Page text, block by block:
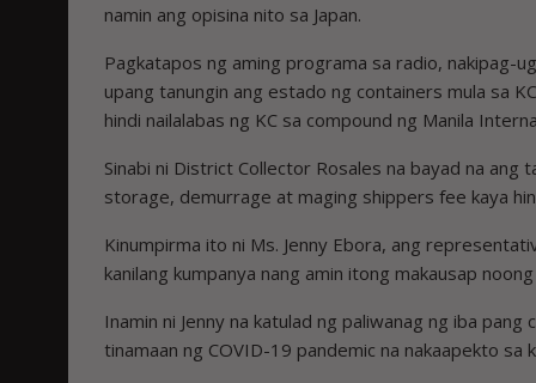
namin ang opisina nito sa Japan.
Pagkatapos ng aming programa sa radio, nakipag-
upang tanungin ang estado ng containers mula sa
hindi nailalabas ng KC sa compound ng Manila
Sinabi ni District Collector Rosales na bayad na
storage, demurrage at maging shippers fee kaya
Kinumpirma ito ni Ms. Jenny Ebora, ang
kanilang ­kumpanya nang amin itong makausap
Inamin ni Jenny na katulad ng paliwanag ng iba
tinamaan ng COVID-19 pandemic na ­naka­apekto sa